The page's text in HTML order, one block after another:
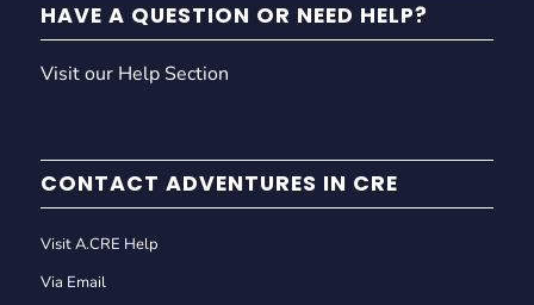
HAVE A QUESTION OR NEED HELP?
Visit our Help Section
CONTACT ADVENTURES IN CRE
Visit A.CRE Help
Via Email